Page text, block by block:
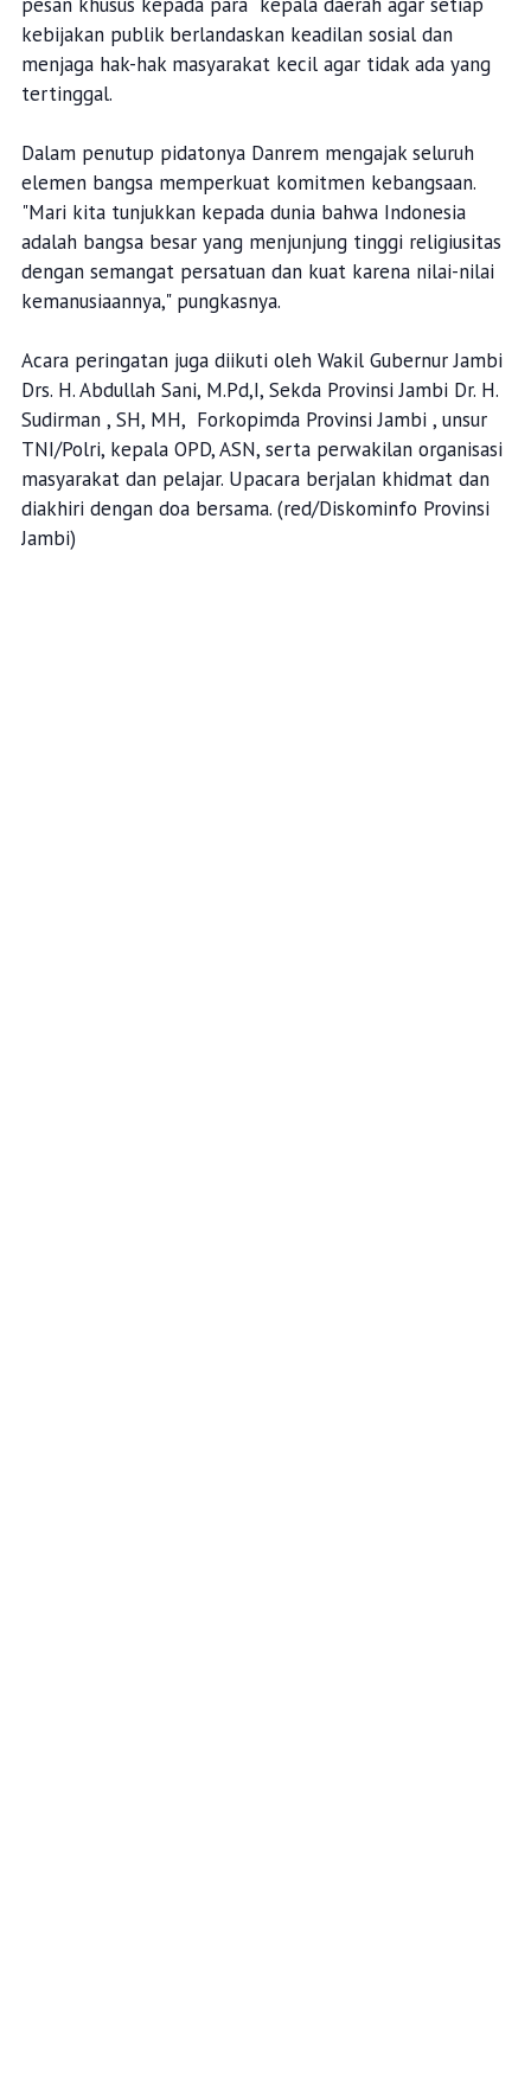
kebijakan publik berlandaskan keadilan sosial dan
menjaga hak-hak masyarakat kecil agar tidak ada yang
tertinggal.
Dalam penutup pidatonya Danrem mengajak seluruh
elemen bangsa memperkuat komitmen kebangsaan.
"Mari kita tunjukkan kepada dunia bahwa Indonesia
adalah bangsa besar yang menjunjung tinggi religiusitas
dengan semangat persatuan dan kuat karena nilai-nilai
kemanusiaannya," pungkasnya.
Acara peringatan juga diikuti oleh Wakil Gubernur Jambi
Drs. H. Abdullah Sani, M.Pd,I, Sekda Provinsi Jambi Dr. H.
Sudirman , SH, MH, Forkopimda Provinsi Jambi , unsur
TNI/Polri, kepala OPD, ASN, serta perwakilan organisasi
masyarakat dan pelajar. Upacara berjalan khidmat dan
diakhiri dengan doa bersama. (red/Diskominfo Provinsi
Jambi)